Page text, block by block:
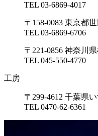
TEL 03-6869-4017
〒158-0083 東京都
TEL 03-6869-6706
〒221-0856 神奈川
TEL 045-550-4770
工房
〒299-4612 千葉県
TEL 0470-62-6361